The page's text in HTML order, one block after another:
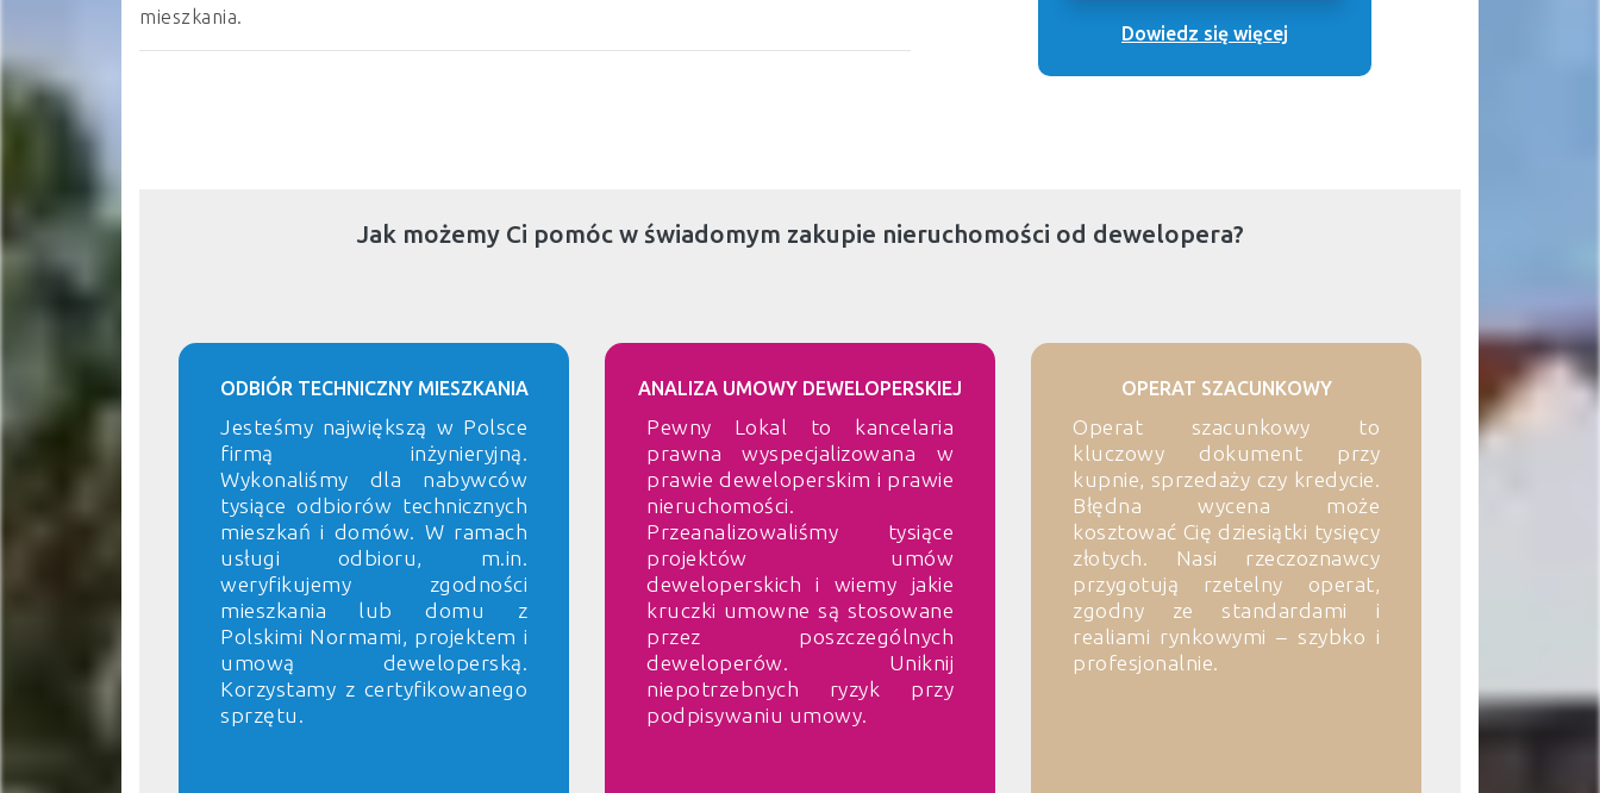
mieszkania.
Dowiedz się więcej
Jak możemy Ci pomóc w świadomym zakupie nieruchomości od dewelopera?
ODBIÓR TECHNICZNY MIESZKANIA
Jesteśmy największą w Polsce
firmą inżynieryjną.
Wykonaliśmy dla nabywców
tysiące odbiorów technicznych
mieszkań i domów. W ramach
usługi odbioru, m.in.
weryfikujemy zgodności
mieszkania lub domu z
Polskimi Normami, projektem i
umową deweloperską.
Korzystamy z certyfikowanego
sprzętu.
ANALIZA UMOWY DEWELOPERSKIEJ
Pewny Lokal to kancelaria
prawna wyspecjalizowana w
prawie deweloperskim i prawie
nieruchomości.
Przeanalizowaliśmy tysiące
projektów umów
deweloperskich i wiemy jakie
kruczki umowne są stosowane
przez poszczególnych
deweloperów. Uniknij
niepotrzebnych ryzyk przy
podpisywaniu umowy.
OPERAT SZACUNKOWY
Operat szacunkowy to
kluczowy dokument przy
kupnie, sprzedaży czy kredycie.
Błędna wycena może
kosztować Cię dziesiątki tysięcy
złotych. Nasi rzeczoznawcy
przygotują rzetelny operat,
zgodny ze standardami i
realiami rynkowymi – szybko i
profesjonalnie.